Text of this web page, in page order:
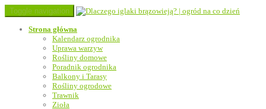
Toggle navigation
Strona główna
Kalendarz ogrodnika
Uprawa warzyw
Rośliny domowe
Poradnik ogrodnika
Balkony i Tarasy
Rośliny ogrodowe
Trawnik
Zioła